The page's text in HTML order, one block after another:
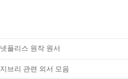
넷플리스 원작 원서
지브리 관련 외서 모음